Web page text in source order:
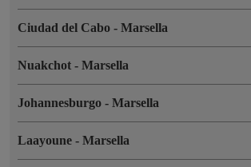
Ciudad del Cabo - Marsella
Nuakchot - Marsella
Johannesburgo - Marsella
Laayoune - Marsella